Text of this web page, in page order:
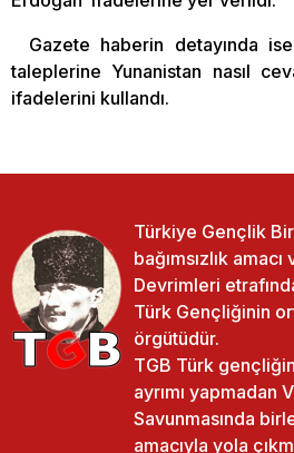
Gazete haberin detayında
taleplerine Yunanistan nasıl
ifadelerini kullandı.
Türkiye Gençlik
bağımsızlık
Devrimleri
Türk Gençliğinin
örgütüdür.
TGB Türk
ayrımı yapmadan
Savunmasında
amacıyla yola